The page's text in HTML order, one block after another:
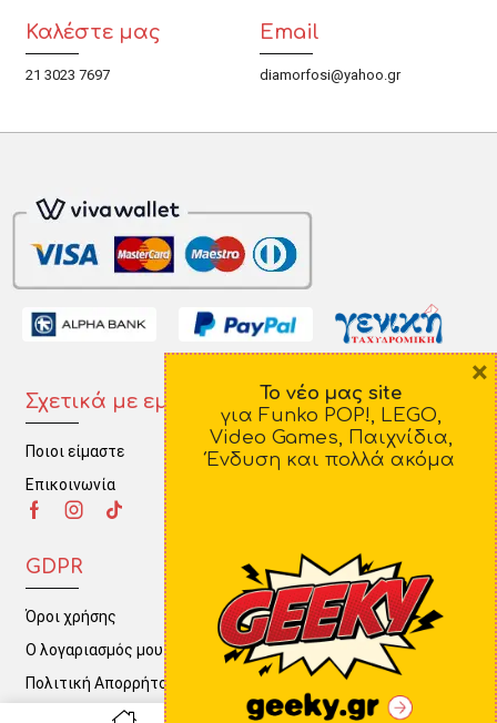
Καλέστε μας
21 3023 7697
Email
diamorfosi@yahoo.gr
Σχετικά με εμάς
Ποιοι είμαστε
Επικοινωνία
Πληροφορίες
Τρόποι Πληρωμής
GDPR
Όροι χρήσης
Ο λογαριασμός μου
Πολιτική Απορρήτου
Το νέο μας site
για Funko POP!, LEGO,
Video Games, Παιχνίδια,
Ένδυση και πολλά ακόμα
×